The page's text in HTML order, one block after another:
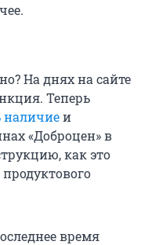
На днях на сайте
Теперь
наличиеи
«Доброцен» в
как это
время